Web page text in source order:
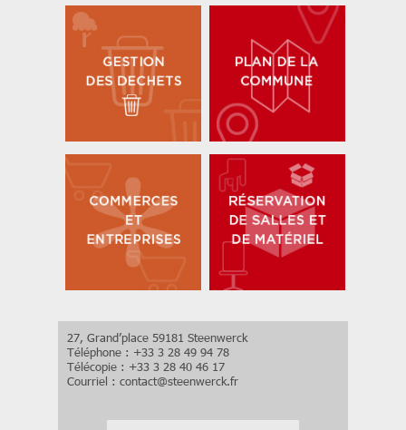
27, Grand’place 59181 Steenwerck
Téléphone : +33 3 28 49 94 78
Télécopie : +33 3 28 40 46 17
Courriel : contact@steenwerck.fr